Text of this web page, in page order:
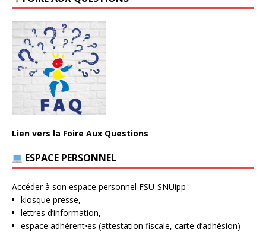
Lien vers la Foire Aux Questions
ESPACE PERSONNEL
Accéder à son espace personnel FSU-SNUipp :
kiosque presse,
lettres d’information,
espace adhérent⋅es (attestation fiscale, carte d’adhésion)